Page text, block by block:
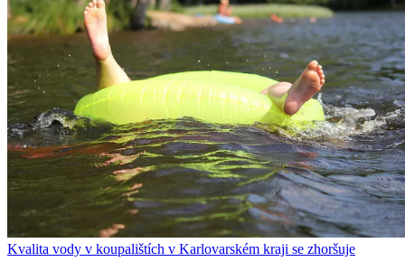
Kvalita vody v koupalištích v Karlovarském kraji se zhoršuje